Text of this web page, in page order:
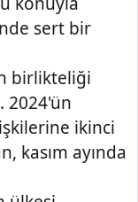
sert bir
birlikteliği
2024'ün
ikinci
kasım ayında